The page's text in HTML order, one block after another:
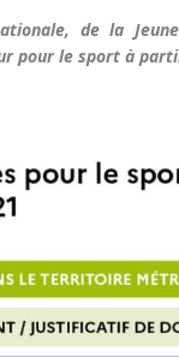
de la
pour le sport à